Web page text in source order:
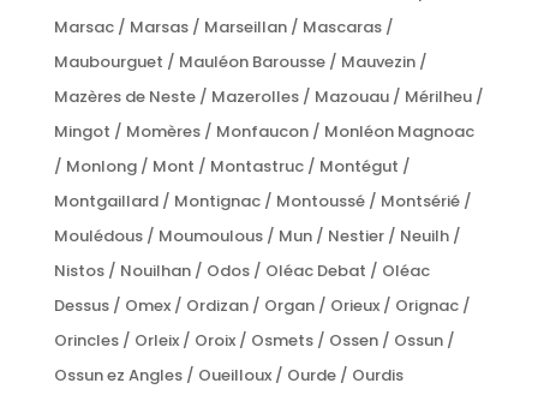
Marsac / Marsas / Marseillan / Mascaras /
Maubourguet / Mauléon Barousse / Mauvezin /
Mazères de Neste / Mazerolles / Mazouau / Mérilheu /
Mingot / Momères / Monfaucon / Monléon Magnoac
/ Monlong / Mont / Montastruc / Montégut /
Montgaillard / Montignac / Montoussé / Montsérié /
Moulédous / Moumoulous / Mun / Nestier / Neuilh /
Nistos / Nouilhan / Odos / Oléac Debat / Oléac
Dessus / Omex / Ordizan / Organ / Orieux / Orignac /
Orincles / Orleix / Oroix / Osmets / Ossen / Ossun /
Ossun ez Angles / Oueilloux / Ourde / Ourdis